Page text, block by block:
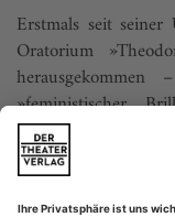
Erstmals seit
Oratorium
»feministischer
Regisseurin Katie
Titelheldin
gebastelt. Hier tut sie